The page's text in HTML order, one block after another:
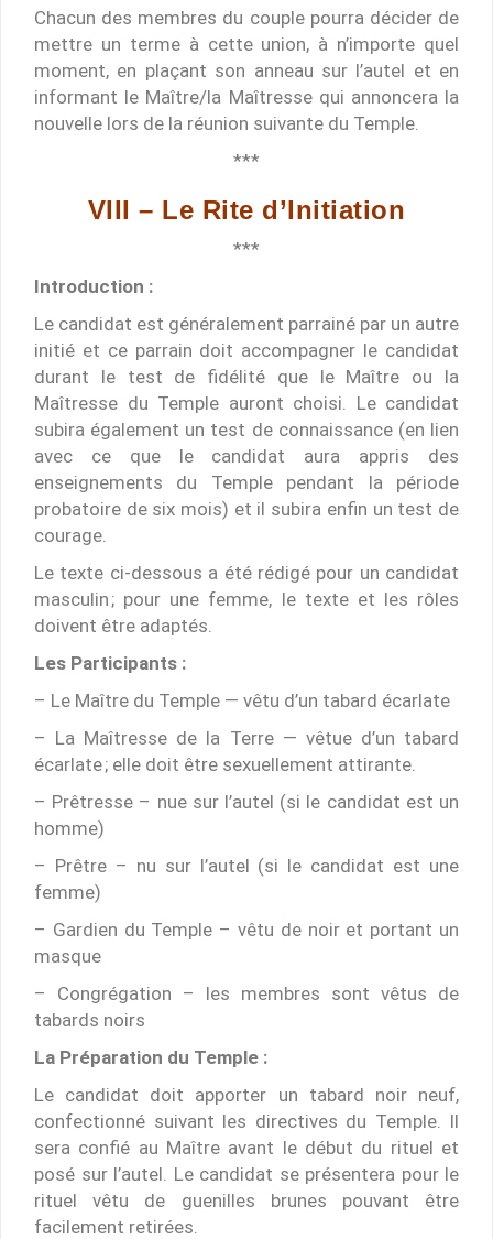
Chacun des membres du couple pourra décider de
mettre un terme à cette union, à n’importe quel
moment, en plaçant son anneau sur l’autel et en
informant le Maître/la Maîtresse qui annoncera la
nouvelle lors de la réunion suivante du Temple.
***
VIII – Le Rite d’Initiation
***
Introduction :
Le candidat est généralement parrainé par un autre
initié et ce parrain doit accompagner le candidat
durant le test de fidélité que le Maître ou la
Maîtresse du Temple auront choisi. Le candidat
subira également un test de connaissance (en lien
avec ce que le candidat aura appris des
enseignements du Temple pendant la période
probatoire de six mois) et il subira enfin un test de
courage.
Le texte ci-dessous a été rédigé pour un candidat
masculin ; pour une femme, le texte et les rôles
doivent être adaptés.
Les Participants :
– Le Maître du Temple — vêtu d’un tabard écarlate
– La Maîtresse de la Terre — vêtue d’un tabard
écarlate ; elle doit être sexuellement attirante.
– Prêtresse – nue sur l’autel (si le candidat est un
homme)
– Prêtre – nu sur l’autel (si le candidat est une
femme)
– Gardien du Temple – vêtu de noir et portant un
masque
– Congrégation – les membres sont vêtus de
tabards noirs
La Préparation du Temple :
Le candidat doit apporter un tabard noir neuf,
confectionné suivant les directives du Temple. Il
sera confié au Maître avant le début du rituel et
posé sur l’autel. Le candidat se présentera pour le
rituel vêtu de guenilles brunes pouvant être
facilement retirées.